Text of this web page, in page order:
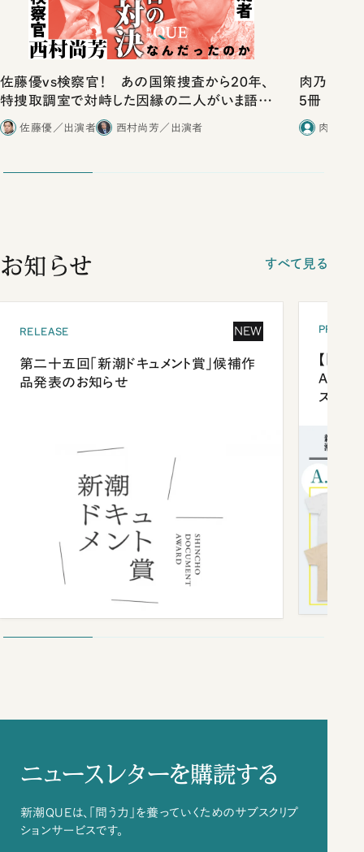
佐藤優vs検察官！ あの国策捜査から20年、
特捜取調室で対峙した因縁の二人がいま語り
合ったこと
佐藤優／出演者 西村尚芳／出演者
肉乃小路
5冊
肉乃小路
お知らせ すべて見る
RELEASE NEW
第二十五回「新潮ドキュメント賞」候補作
品発表のお知らせ
【「新
ズプレ
ニュースレターを購読する
新潮QUEは、「問う力」を養っていくためのサブスクリプ
ションサービスです。